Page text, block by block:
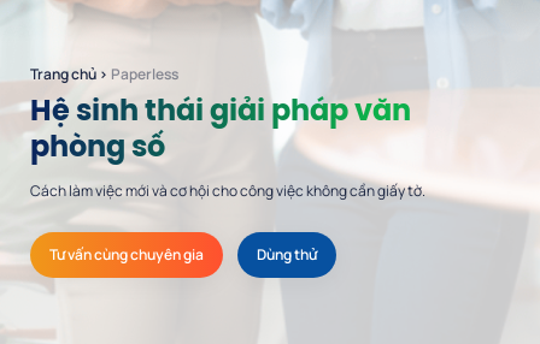
Trang chủ › Paperless
Hệ sinh thái giải pháp văn
phòng số
Cách làm việc mới và cơ hội cho công việc không cần giấy tờ.
Tư vấn cùng chuyên gia Dùng thử